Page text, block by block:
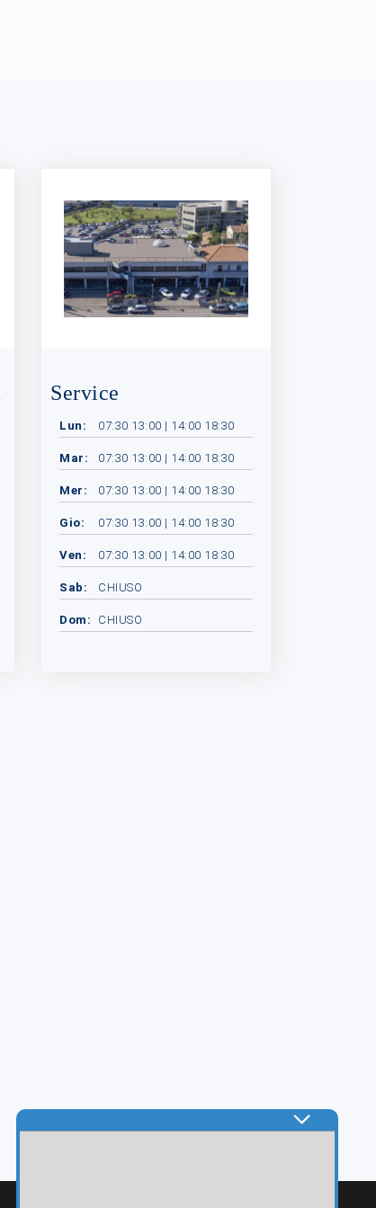
Service
Lun: 07:30 13:00 | 14:00 18:30
Mar: 07:30 13:00 | 14:00 18:30
Mer: 07:30 13:00 | 14:00 18:30
Gio: 07:30 13:00 | 14:00 18:30
Ven: 07:30 13:00 | 14:00 18:30
Sab: CHIUSO
Dom: CHIUSO